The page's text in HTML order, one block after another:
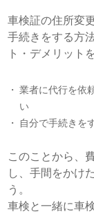
車検証の住所変
手続きをする方
ト・デメリット
業者に代行を依
い
自分で手続きを
このことから、
し、手間をかけ
う。
車検と一緒に車